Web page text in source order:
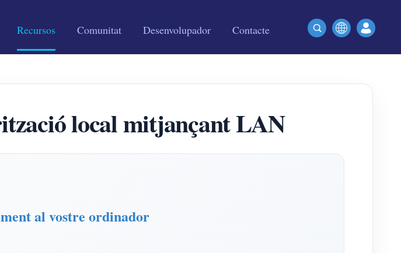
Recursos Comunitat Desenvolupador Contacte
local mitjançant LAN
al vostre ordinador